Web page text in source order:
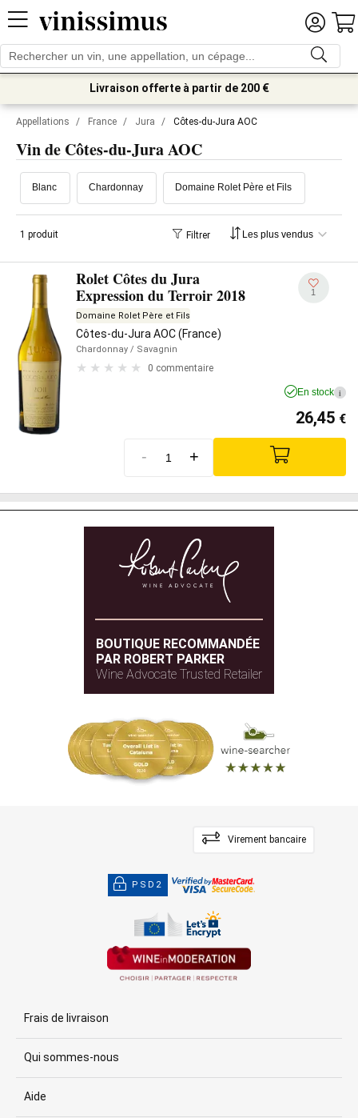
Livraison offerte à partir de 200 €
Appellations / France / Jura / Côtes-du-Jura AOC
Vin de Côtes-du-Jura AOC
Blanc Chardonnay Domaine Rolet Père et Fils
1 produit Filtrer
Rolet Côtes du Jura
Expression du Terroir 2018
Domaine Rolet Père et Fils
Côtes-du-Jura AOC (France)
Chardonnay / Savagnin
0 commentaire
1
En stock i
26,45 €
- +
BOUTIQUE RECOMMANDÉE
PAR ROBERT PARKER
Wine Advocate Trusted Retailer
Virement bancaire
PSD2
Frais de livraison
Qui sommes-nous
Aide